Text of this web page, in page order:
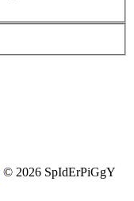
© 2026 SpIdErPiGgY